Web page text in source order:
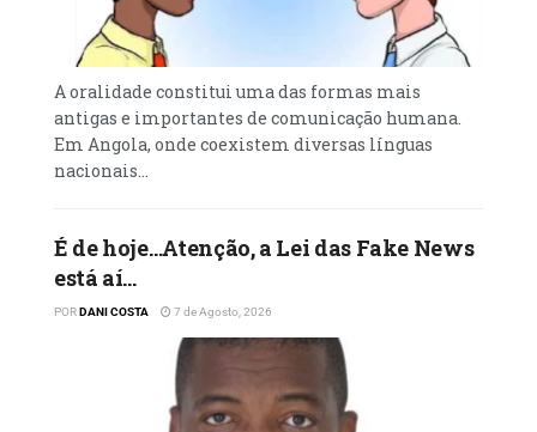
A oralidade constitui uma das formas mais
antigas e importantes de comunicação humana.
Em Angola, onde coexistem diversas línguas
nacionais...
É de hoje…Atenção, a Lei das Fake News
está aí…
POR DANI COSTA 7 de Agosto, 2026